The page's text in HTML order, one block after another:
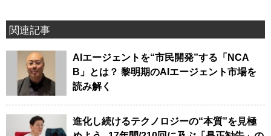
関連記事
AIエージェントを“市民開発”する「NCA
B」とは？ 黎明期のAIエージェント市場を
読み解く
進化し続けるテクノロジーの“本質”を見極